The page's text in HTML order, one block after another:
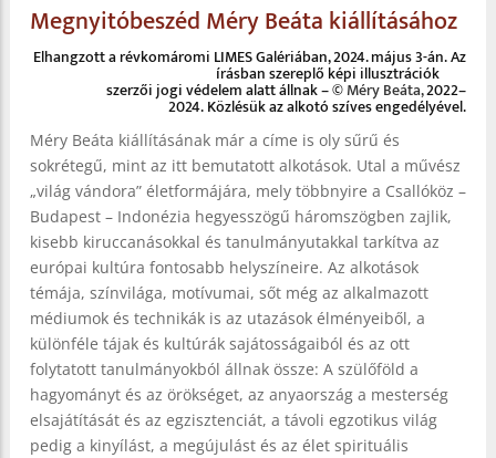
Megnyitóbeszéd Méry Beáta kiállításához
Elhangzott a révkomáromi LIMES Galériában, 2024. május 3-án. Az
írásban szereplő képi illusztrációk
szerzői jogi védelem alatt állnak – ©Méry Beáta,2022–
2024. Közlésük az alkotó szíves engedélyével.
Méry Beáta kiállításának már a címe is oly sűrű és
sokrétegű, mint az itt bemutatott alkotások. Utal a művész
„világ vándora” életformájára, mely többnyire a Csallóköz –
Budapest – Indonézia hegyesszögű háromszögben zajlik,
kisebb kiruccanásokkal és tanulmányutakkal tarkítva az
európai kultúra fontosabb helyszíneire. Az alkotások
témája, színvilága, motívumai, sőt még az alkalmazott
médiumok és technikák is az utazások élményeiből, a
különféle tájak és kultúrák sajátosságaiból és az ott
folytatott tanulmányokból állnak össze: A szülőföld a
hagyományt és az örökséget, az anyaország a mesterség
elsajátítását és az egzisztenciát, a távoli egzotikus világ
pedig a kinyílást, a megújulást és az élet spirituális